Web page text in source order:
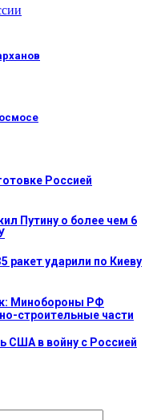
Россией
Путину о более чем 6
ракет ударили по Киеву
Минобороны РФ
строительные части
США в войну с Россией